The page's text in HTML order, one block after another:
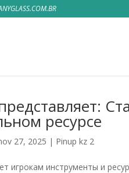
ресурсе
27, 2025 | Pinup kz 2
игрокам инструменты и